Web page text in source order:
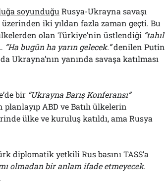
soyunduğu Rusya-Ukrayna savaşı
iki yıldan fazla zaman geçti. Bu
olan Türkiye’nin üstlendiği “tahıl
“Ha bugün ha yarın gelecek.”denilen Putin
Ukrayna’nın yanında savaşa katılması
bir “Ukrayna Barış Konferansı”
ABD ve Batılı ülkelerin
ülke ve kuruluş katıldı, ama Rusya
diplomatik yetkili Rus basını TASS’a
olmadan bir anlam ifade etmeyecek.
.